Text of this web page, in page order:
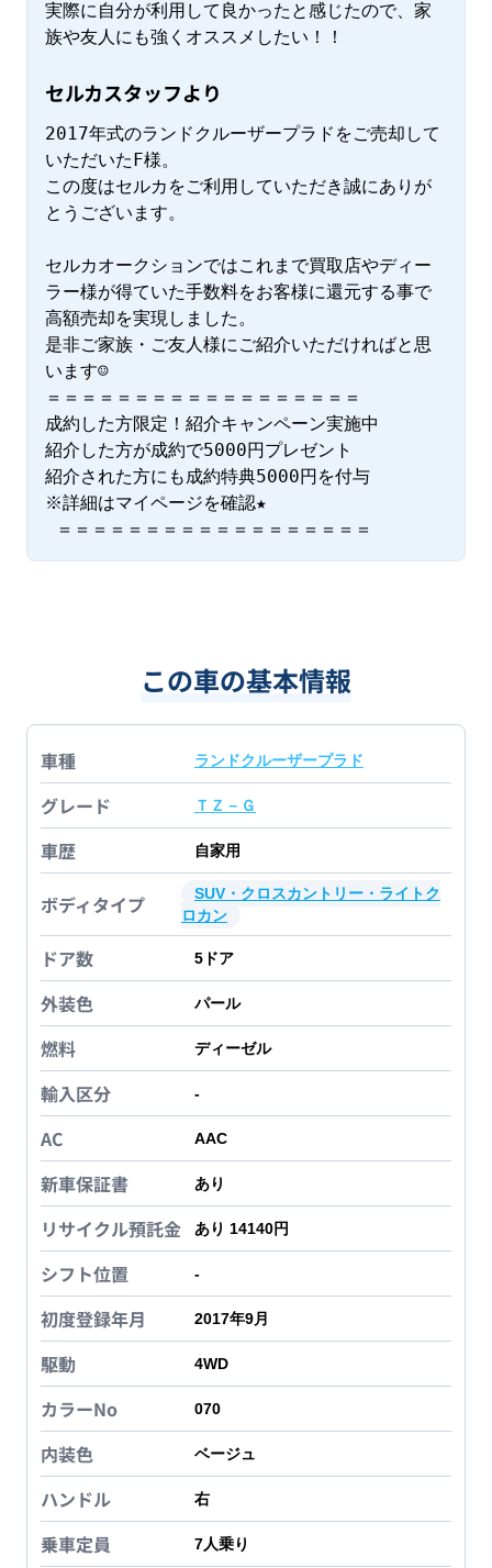
実際に自分が利用して良かったと感じたので、家
族や友人にも強くオススメしたい！！
セルカスタッフより
2017年式のランドクルーザープラドをご売却して
いただいたF様。
この度はセルカをご利用していただき誠にありが
とうございます。
セルカオークションではこれまで買取店やディー
ラー様が得ていた手数料をお客様に還元する事で
高額売却を実現しました。
是非ご家族・ご友人様にご紹介いただければと思
います☺
＝＝＝＝＝＝＝＝＝＝＝＝＝＝＝＝＝＝
成約した方限定！紹介キャンペーン実施中
紹介した方が成約で5000円プレゼント
紹介された方にも成約特典5000円を付与
※詳細はマイページを確認★
＝＝＝＝＝＝＝＝＝＝＝＝＝＝＝＝＝＝
この車の基本情報
車種 ランドクルーザープラド
グレード ＴＺ－Ｇ
車歴 自家用
ボディタイプ
SUV・クロスカントリー・ライトク
ロカン
ドア数 5 ドア
外装色 パール
燃料 ディーゼル
輸入区分 -
AC AAC
新車保証書 あり
リサイクル預託金 あり 14140円
シフト位置 -
初度登録年月 2017年9月
駆動 4WD
カラーNo 070
内装色 ベージュ
ハンドル 右
乗車定員 7人乗り